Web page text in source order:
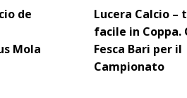
de
Mola
Lucera Calcio –
facile in Coppa.
Fesca Bari per il
Campionato